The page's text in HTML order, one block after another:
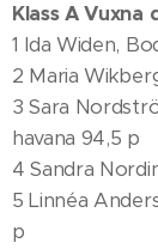
Klass A Vuxna
1 Ida Widen,
2 Maria
3 Sara
havana 94,5 p
4 Sandra
5 Linnéa
p